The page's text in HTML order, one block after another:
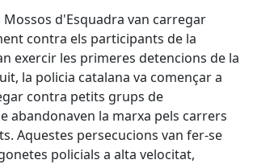
Mossos d'Esquadra van carregar
contra els participants de la
exercir les primeres detencions de la
la policia catalana va començar a
contra petits grups de
abandonaven la marxa pels carrers
Aquestes persecucions van fer-se
policials a alta velocitat,